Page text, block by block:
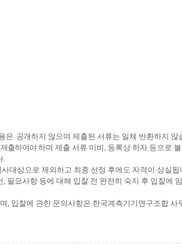
은 공개하지 않으며 제출된 서류는 일체 반환하지 않
제출하여야 하며 제출 서류 미비 , 등록상 하자 등으로
.
대상으로 제외하고 최종 선정 후에도 자격이 상실됩
, 필요사항 등에 대해 입찰 전 완전히 숙지 후 입찰에
, 입찰에 관한 문의사항은 한국계측기기연구조합 사